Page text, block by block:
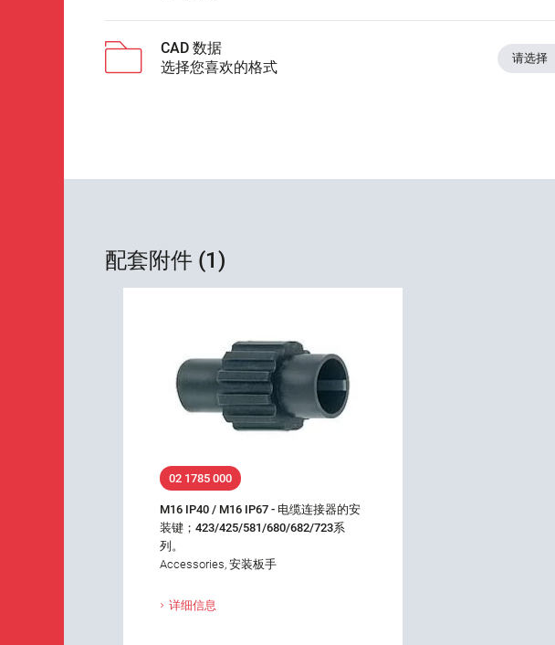
CAD 数据
选择您喜欢的格式
请选择
配套附件 (1)
02 1785 000
M16 IP40 / M16 IP67 - 电缆连接器的安
装键；423/425/581/680/682/723系
列。
Accessories, 安装板手
详细信息